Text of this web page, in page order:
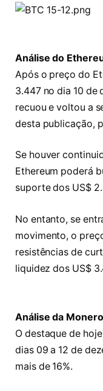
Análise do
Após o preço do
3.447 no dia 10
recuou e voltou a
desta publicação,
Se houver
Ethereum poderá
suporte dos US$
No entanto, se
movimento, o
resistências de
liquidez dos US$
Análise da Monero
O destaque de
dias 09 a 12 de
mais de 16%.